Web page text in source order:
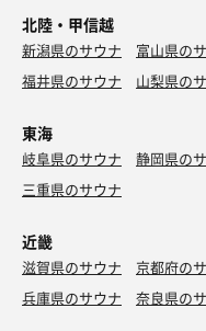
北陸・甲信越
新潟県のサウナ 富山県の
福井県のサウナ
山梨県の
東海
岐阜県のサウナ 静岡県の
三重県のサウナ
近畿
滋賀県のサウナ 京都府の
兵庫県のサウナ
奈良県の